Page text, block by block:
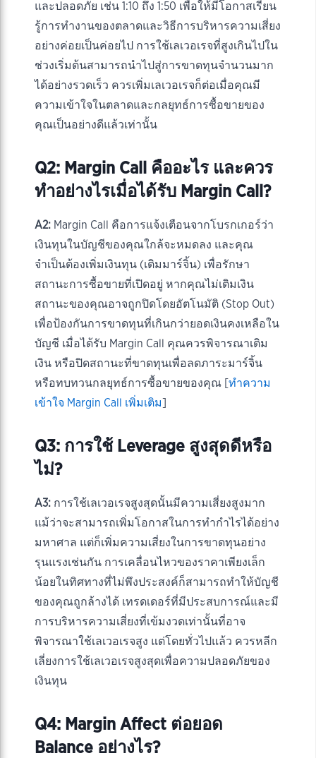
และปลอดภัย เช่น 1:10 ถึง 1:50 เพื่อให้มีโอกาสเรียน
รู้การทำงานของตลาดและวิธีการบริหารความเสี่ยง
อย่างค่อยเป็นค่อยไป การใช้เลเวอเรจที่สูงเกินไปใน
ช่วงเริ่มต้นสามารถนำไปสู่การขาดทุนจำนวนมาก
ได้อย่างรวดเร็ว ควรเพิ่มเลเวอเรจก็ต่อเมื่อคุณมี
ความเข้าใจในตลาดและกลยุทธ์การซื้อขายของ
คุณเป็นอย่างดีแล้วเท่านั้น
Q2: Margin Call คืออะไร และควร
ทำอย่างไรเมื่อได้รับ Margin Call?
A2: Margin Call คือการแจ้งเตือนจากโบรกเกอร์ว่า
เงินทุนในบัญชีของคุณใกล้จะหมดลง และคุณ
จำเป็นต้องเพิ่มเงินทุน (เติมมาร์จิ้น) เพื่อรักษา
สถานะการซื้อขายที่เปิดอยู่ หากคุณไม่เติมเงิน
สถานะของคุณอาจถูกปิดโดยอัตโนมัติ (Stop Out)
เพื่อป้องกันการขาดทุนที่เกินกว่ายอดเงินคงเหลือใน
บัญชี เมื่อได้รับ Margin Call คุณควรพิจารณาเติม
เงิน หรือปิดสถานะที่ขาดทุนเพื่อลดภาระมาร์จิ้น
หรือทบทวนกลยุทธ์การซื้อขายของคุณ [ ทำความ
เข้าใจ Margin Call เพิ่มเติม
Q3: การใช้ Leverage สูงสุดดีหรือ
ไม่?
A3: การใช้เลเวอเรจสูงสุดนั้นมีความเสี่ยงสูงมาก
แม้ว่าจะสามารถเพิ่มโอกาสในการทำกำไรได้อย่าง
มหาศาล แต่ก็เพิ่มความเสี่ยงในการขาดทุนอย่าง
รุนแรงเช่นกัน การเคลื่อนไหวของราคาเพียงเล็ก
น้อยในทิศทางที่ไม่พึงประสงค์ก็สามารถทำให้บัญชี
ของคุณถูกล้างได้ เทรดเดอร์ที่มีประสบการณ์และมี
การบริหารความเสี่ยงที่เข้มงวดเท่านั้นที่อาจ
พิจารณาใช้เลเวอเรจสูง แต่โดยทั่วไปแล้ว ควรหลีก
เลี่ยงการใช้เลเวอเรจสูงสุดเพื่อความปลอดภัยของ
เงินทุน
Q4: Margin Affect ต่อยอด
Balance อย่างไร?